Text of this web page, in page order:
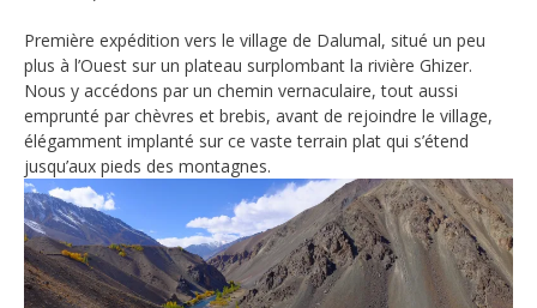
Première expédition vers le village de Dalumal, situé un peu
plus à l’Ouest sur un plateau surplombant la rivière Ghizer.
Nous y accédons par un chemin vernaculaire, tout aussi
emprunté par chèvres et brebis, avant de rejoindre le village,
élégamment implanté sur ce vaste terrain plat qui s’étend
jusqu’aux pieds des montagnes.